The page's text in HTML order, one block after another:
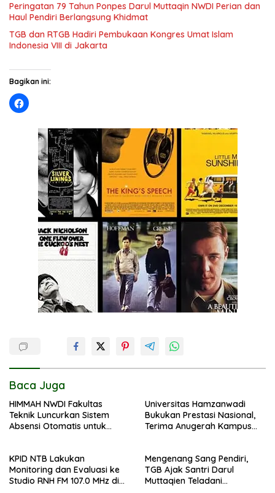
Peringatan 79 Tahun Ponpes Darul Muttaqin NWDI Perian dan
Haul Pendiri Berlangsung Khidmat
TGB dan RTGB Hadiri Pembukaan Kongres Umat Islam
Indonesia VIII di Jakarta
Bagikan ini:
Baca Juga
HIMMAH NWDI Fakultas
Teknik Luncurkan Sistem
Absensi Otomatis untuk
Universitas Hamzanwadi
Bukukan Prestasi Nasional,
Terima Anugerah Kampus
KPID NTB Lakukan
Monitoring dan Evaluasi ke
Studio RNH FM 107.0 MHz di
Mengenang Sang Pendiri,
TGB Ajak Santri Darul
Muttaqien Teladani